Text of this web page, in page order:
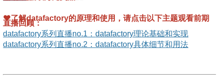
❤了解datafactory的原理和使用，请点击以下主题观看前期
直播回顾：
datafactory系列直播no.1：datafactory理论基础和实现
datafactory系列直播no.2：datafactory具体细节和用法